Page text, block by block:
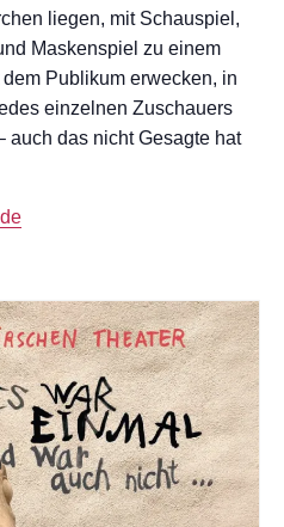
liegen, mit Schauspiel,
Maskenspiel zu einem
Publikum erwecken, in
einzelnen Zuschauers
auch das nicht Gesagte hat